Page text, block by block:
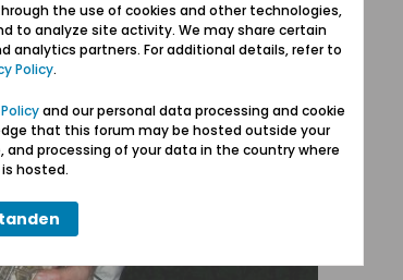
the use of cookies and other technologies,
to analyze site activity. We may share certain
analytics partners. For additional details, refer to
Policy.
and our personal data processing and cookie
that this forum may be hosted outside your
processing of your data in the country where
hosted.